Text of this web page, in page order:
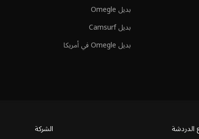
بديل Omegle
بديل Camsurf
بديل Omegle في أمريكا
الدردشة
الشركة